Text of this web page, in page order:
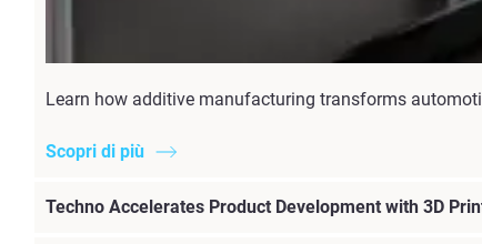
Learn how additive manufacturing transforms
Scopri di più
Techno Accelerates Product Development with 3D